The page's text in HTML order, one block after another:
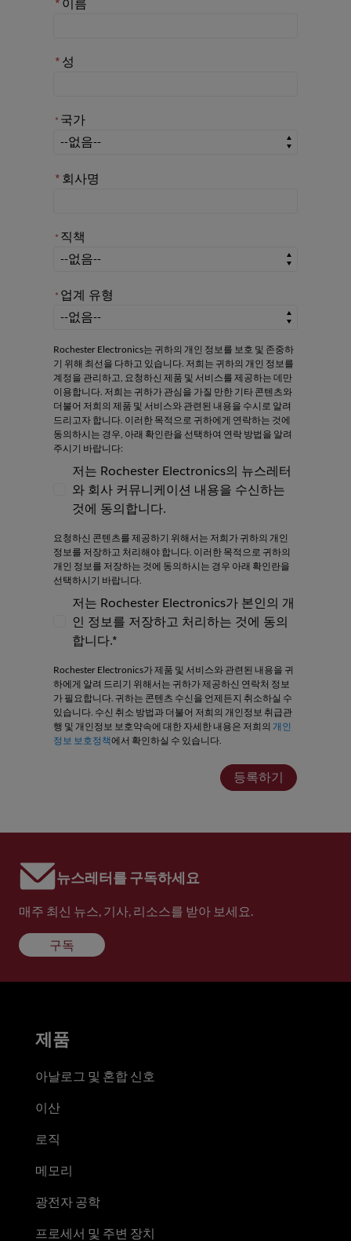
*이름
*성
* 국가
국가
*회사명
* 직책
직책
* 업계 유형
업계 유형
Rochester Electronics는 귀하의 개인 정보를 보호 및 존중하
기 위해 최선을 다하고 있습니다. 저희는 귀하의 개인 정보를
계정을 관리하고, 요청하신 제품 및 서비스를 제공하는 데만
이용합니다. 저희는 귀하가 관심을 가질 만한 기타 콘텐츠와
더불어 저희의 제품 및 서비스와 관련된 내용을 수시로 알려
드리고자 합니다. 이러한 목적으로 귀하에게 연락하는 것에
동의하시는 경우, 아래 확인란을 선택하여 연락 방법을 알려
주시기 바랍니다:
저는 Rochester Electronics의 뉴스레터와 회사
저는 Rochester Electronics의 뉴스레터
와 회사 커뮤니케이션 내용을 수신하는
것에 동의합니다.
요청하신 콘텐츠를 제공하기 위해서는 저희가 귀하의 개인
정보를 저장하고 처리해야 합니다. 이러한 목적으로 귀하의
개인 정보를 저장하는 것에 동의하시는 경우 아래 확인란을
선택하시기 바랍니다.
저는 Rochester Electronics가 본인의 개인 정보
저는 Rochester Electronics가 본인의 개
인 정보를 저장하고 처리하는 것에 동의
합니다.*
Rochester Electronics가 제품 및 서비스와 관련된 내용을 귀
하에게 알려 드리기 위해서는 귀하가 제공하신 연락처 정보
가 필요합니다. 귀하는 콘텐츠 수신을 언제든지 취소하실 수
있습니다. 수신 취소 방법과 더불어 저희의 개인정보 취급관
행 및 개인정보 보호약속에 대한 자세한 내용은 저희의 개인
정보 보호정책에서 확인하실 수 있습니다.
등록하기
뉴스레터를 구독하세요
매주 최신 뉴스, 기사, 리소스를 받아 보세요.
구독
제품
아날로그 및 혼합 신호
이산
로직
메모리
광전자 공학
프로세서 및 주변 장치